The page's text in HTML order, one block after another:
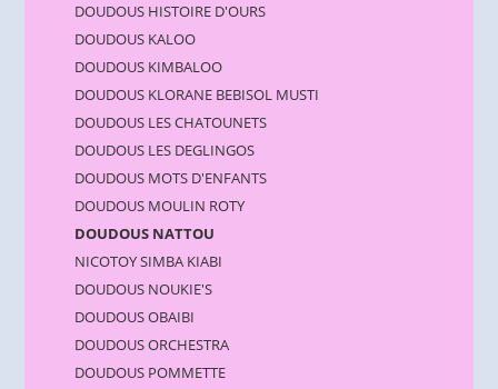
DOUDOUS HISTOIRE D'OURS
DOUDOUS KALOO
DOUDOUS KIMBALOO
DOUDOUS KLORANE BEBISOL MUSTI
DOUDOUS LES CHATOUNETS
DOUDOUS LES DEGLINGOS
DOUDOUS MOTS D'ENFANTS
DOUDOUS MOULIN ROTY
DOUDOUS NATTOU
NICOTOY SIMBA KIABI
DOUDOUS NOUKIE'S
DOUDOUS OBAIBI
DOUDOUS ORCHESTRA
DOUDOUS POMMETTE